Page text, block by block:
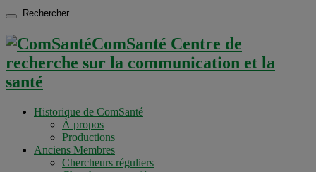
ComSanté Centre de
recherche sur la communication et la
santé
Historique de ComSanté
À propos
Productions
Anciens Membres
Chercheurs réguliers